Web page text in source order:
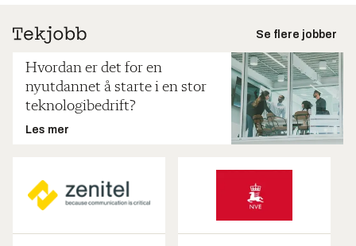
Se flere jobber
Hvordan er det for en
nyutdannet å starte i en stor
teknologibedrift?
Les mer